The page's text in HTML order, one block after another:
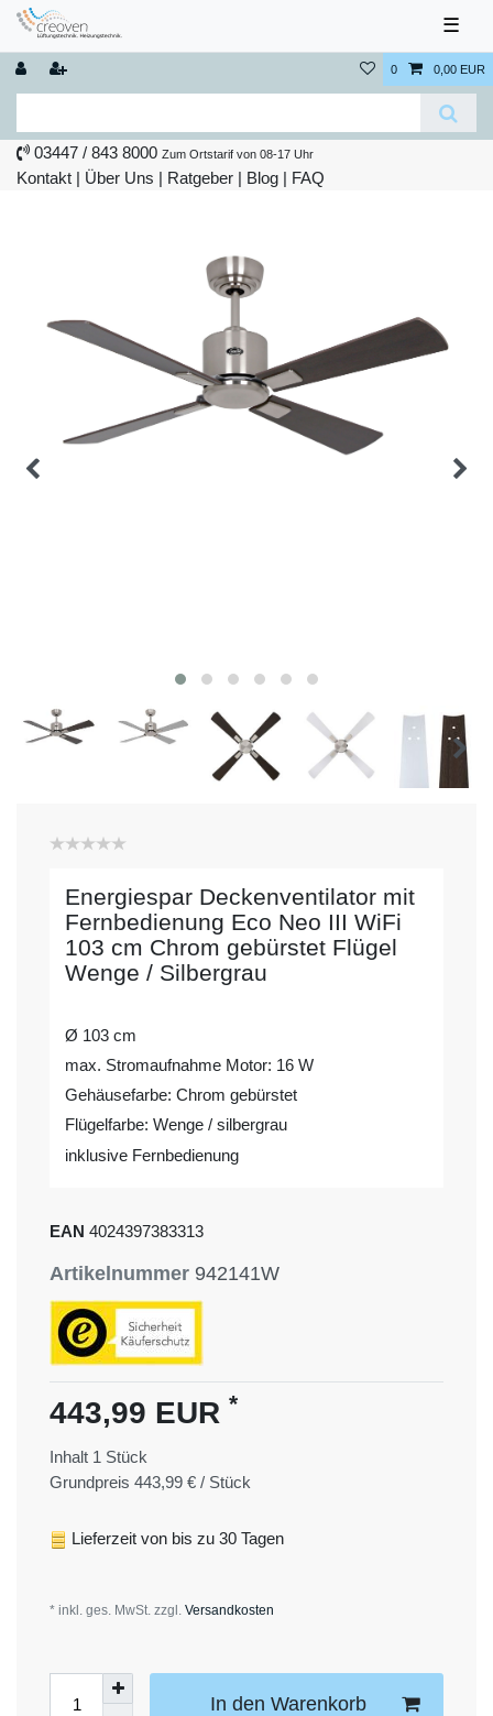
☰
0 0,00 EUR
03447 / 843 8000 Zum Ortstarif von 08-17 Uhr
Kontakt | Über Uns | Ratgeber | Blog | FAQ
Energiespar Deckenventilator mit
Fernbedienung Eco Neo III WiFi
103 cm Chrom gebürstet Flügel
Wenge / Silbergrau
Ø 103 cm
max. Stromaufnahme Motor: 16 W
Gehäusefarbe: Chrom gebürstet
Flügelfarbe: Wenge / silbergrau
inklusive Fernbedienung
EAN 4024397383313
Artikelnummer 942141W
443,99 EUR *
Inhalt 1 Stück
Grundpreis 443,99 € / Stück
Lieferzeit von bis zu 30 Tagen
* inkl. ges. MwSt. zzgl. Versandkosten
In den Warenkorb